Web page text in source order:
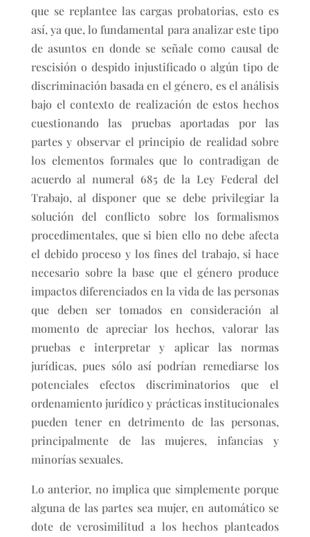
que se replantee las cargas probatorias, esto es
así, ya que, lo fundamental para analizar este tipo
de asuntos en donde se señale como causal de
rescisión o despido injustificado o algún tipo de
discriminación basada en el género, es el análisis
bajo el contexto de realización de estos hechos
cuestionando las pruebas aportadas por las
partes y observar el principio de realidad sobre
los elementos formales que lo contradigan de
acuerdo al numeral 685 de la Ley Federal del
Trabajo, al disponer que se debe privilegiar la
solución del conflicto sobre los formalismos
procedimentales, que si bien ello no debe afecta
el debido proceso y los fines del trabajo, si hace
necesario sobre la base que el género produce
impactos diferenciados en la vida de las personas
que deben ser tomados en consideración al
momento de apreciar los hechos, valorar las
pruebas e interpretar y aplicar las normas
jurídicas, pues sólo así podrían remediarse los
potenciales efectos discriminatorios que el
ordenamiento jurídico y prácticas institucionales
pueden tener en detrimento de las personas,
principalmente de las mujeres, infancias y
minorías sexuales.
Lo anterior, no implica que simplemente porque
alguna de las partes sea mujer, en automático se
dote de verosimilitud a los hechos planteados